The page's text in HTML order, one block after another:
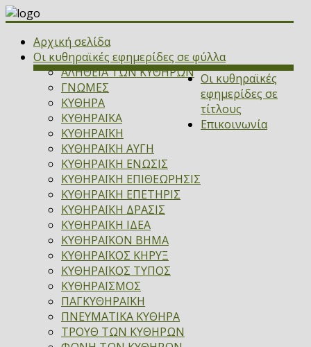
Αρχική σελίδα
Οι κυθηραϊκές εφημερίδες σε φύλλα
ΑΛΗΘΕΙΑ ΤΩΝ ΚΥΘΗΡΩΝ
ΓΝΩΜΕΣ
ΚΥΘΗΡΑ
ΚΥΘΗΡΑΪΚΑ
ΚΥΘΗΡΑΪΚΗ
ΚΥΘΗΡΑΪΚΗ ΑΥΓΗ
ΚΥΘΗΡΑΪΚΗ ΕΝΩΣΙΣ
ΚΥΘΗΡΑΪΚΗ ΕΠΙΘΕΩΡΗΣΙΣ
ΚΥΘΗΡΑΪΚΗ ΕΠΕΤΗΡΙΣ
ΚΥΘΗΡΑΪΚΗ ΔΡΑΣΙΣ
ΚΥΘΗΡΑΪΚΗ ΙΔΕΑ
ΚΥΘΗΡΑΪΚΟΝ ΒΗΜΑ
ΚΥΘΗΡΑΪΚΟΣ ΚΗΡΥΞ
ΚΥΘΗΡΑΪΚΟΣ ΤΥΠΟΣ
ΚΥΘΗΡΑΪΣΜΟΣ
ΠΑΓΚΥΘΗΡΑΪΚΗ
ΠΝΕΥΜΑΤΙΚΑ ΚΥΘΗΡΑ
ΤΡΟΥΘ ΤΩΝ ΚΥΘΗΡΩΝ
Οι κυθηραϊκές
εφημερίδες σε
τίτλους
Επικοινωνία